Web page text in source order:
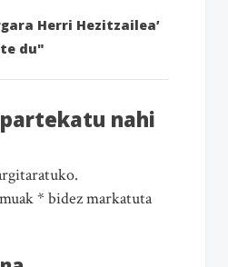
Herri Hezitzailea’
du"
nahi
* bidez markatuta